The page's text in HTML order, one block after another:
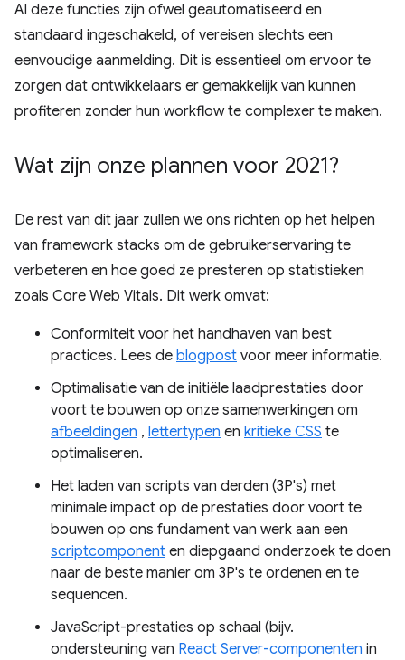
Al deze functies zijn ofwel geautomatiseerd en
standaard ingeschakeld, of vereisen slechts een
eenvoudige aanmelding. Dit is essentieel om ervoor te
zorgen dat ontwikkelaars er gemakkelijk van kunnen
profiteren zonder hun workflow te complexer te maken.
Wat zijn onze plannen voor 2021?
De rest van dit jaar zullen we ons richten op het helpen
van framework stacks om de gebruikerservaring te
verbeteren en hoe goed ze presteren op statistieken
zoals Core Web Vitals. Dit werk omvat:
Conformiteit voor het handhaven van best
practices. Lees de blogpost voor meer informatie.
Optimalisatie van de initiële laadprestaties door
voort te bouwen op onze samenwerkingen om
afbeeldingen , lettertypen en kritieke CSS te
optimaliseren.
Het laden van scripts van derden (3P's) met
minimale impact op de prestaties door voort te
bouwen op ons fundament van werk aan een
scriptcomponent en diepgaand onderzoek te doen
naar de beste manier om 3P's te ordenen en te
sequencen.
JavaScript-prestaties op schaal (bijv.
ondersteuning van React Server-componenten in